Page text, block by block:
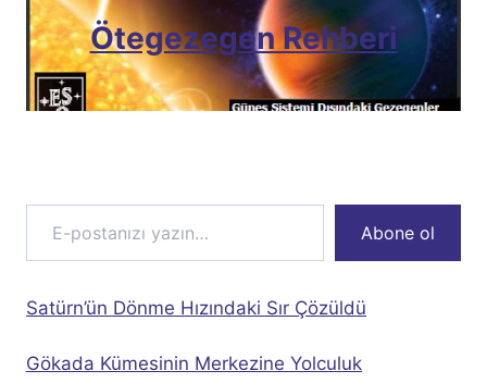
Ötegezegen Rehberi
E-postanızı yazın…
Abone ol
Satürn’ün Dönme Hızındaki Sır Çözüldü
Gökada Kümesinin Merkezine Yolculuk